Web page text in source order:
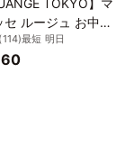
セ ルージュ お中元
(114)最短 明日